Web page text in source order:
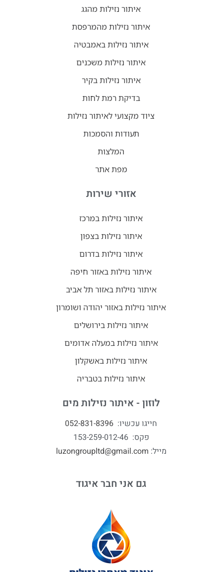
איתור נזילות מהגג
איתור נזילות מהמרפסת
איתור נזילות באמבטיה
איתור נזילות משכנים
איתור נזילות בקיר
בדיקת רמת לחות
ציוד מקצועי לאיתור נזילות
תעודות והסמכות
המלצות
מפת אתר
אזורי שירות
איתור נזילות במרכז
איתור נזילות בצפון
איתור נזילות בדרום
איתור נזילות באזור חיפה
איתור נזילות באזור תל אביב
איתור נזילות באזור יהודה ושומרון
איתור נזילות בירושלים
איתור נזילות במעלה אדומים
איתור נזילות באשקלון
איתור נזילות בטבריה
לוזון - איתור נזילות מים
חייגו עכשיו: 052-831-8396
פקס: 153-259-012-46
מייל: luzongroupltd@gmail.com
גם אני חבר איגוד